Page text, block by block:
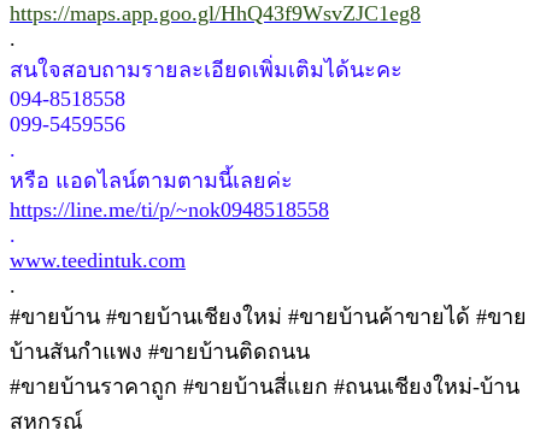
https://maps.app.goo.gl/HhQ43f9WsvZJC1eg8
.
สนใจสอบถามรายละเอียดเพิ่มเติมได้นะคะ
094-8518558
099-5459556
.
หรือ แอดไลน์ตามตามนี้เลยค่ะ
https://line.me/ti/p/~nok0948518558
.
www.teedintuk.com
.
#ขายบ้าน #ขายบ้านเชียงใหม่ #ขายบ้านค้าขายได้ #ขาย
บ้านสันกำแพง #ขายบ้านติดถนน
#ขายบ้านราคาถูก #ขายบ้านสี่แยก #ถนนเชียงใหม่-บ้าน
สหกรณ์